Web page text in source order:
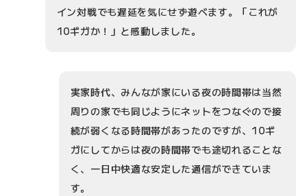
イン対戦でも遅延を気にせず遊べます。「これが
10ギガか！」と感動しました。
実家時代、みんなが家にいる夜の時間帯は当然
周りの家でも同じようにネットをつなぐので接
続が弱くなる時間帯があったのですが、10ギ
ガにしてからは夜の時間帯でも途切れることな
く、一日中快適な安定した通信ができていま
す。